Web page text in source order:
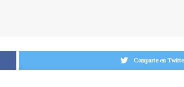
Comparte en